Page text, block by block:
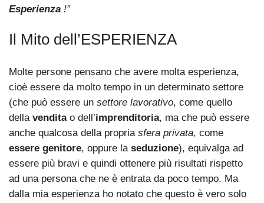
Esperienza !”
Il Mito dell’ESPERIENZA
Molte persone pensano che avere molta esperienza,
cioè essere da molto tempo in un determinato settore
(che può essere un settore lavorativo, come quello
della venditao dell’imprenditoria, ma che può essere
anche qualcosa della propria sfera privata, come
essere genitore, oppure la seduzione), equivalga ad
essere più bravi e quindi ottenere più risultati rispetto
ad una persona che ne è entrata da poco tempo. Ma
dalla mia esperienza ho notato che questo è vero solo